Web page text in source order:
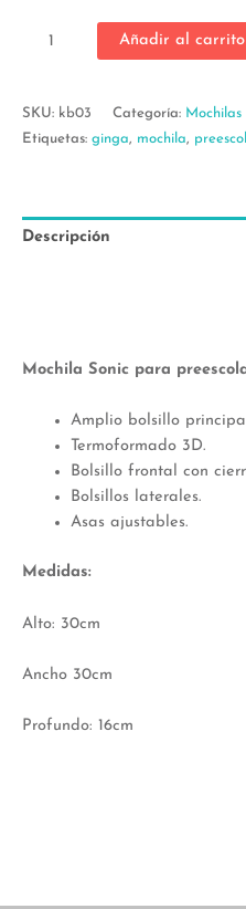
Mochila
Ginga
3D
Añadir al carrito
SKU: kb03 Categoría: Mochilas
Etiquetas: ginga, mochila,
Descripción
Mochila Sonic para
Amplio bolsillo
Termoformado 3D.
Bolsillo frontal con
Bolsillos laterales.
Asas ajustables.
Medidas:
Alto: 30cm
Ancho 30cm
Profundo: 16cm